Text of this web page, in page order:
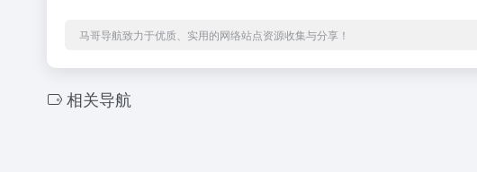
马哥导航致力于优质、实用的网络站点资源收集与分享！
相关导航